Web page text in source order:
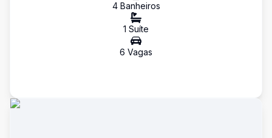
4Banheiros
1 Suíte
6 Vagas